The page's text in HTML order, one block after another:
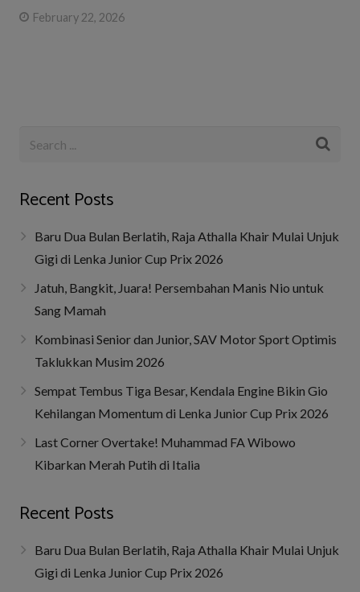
February 22, 2026
Recent Posts
Baru Dua Bulan Berlatih, Raja Athalla Khair Mulai Unjuk
Gigi di Lenka Junior Cup Prix 2026
Jatuh, Bangkit, Juara! Persembahan Manis Nio untuk
Sang Mamah
Kombinasi Senior dan Junior, SAV Motor Sport Optimis
Taklukkan Musim 2026
Sempat Tembus Tiga Besar, Kendala Engine Bikin Gio
Kehilangan Momentum di Lenka Junior Cup Prix 2026
Last Corner Overtake! Muhammad FA Wibowo
Kibarkan Merah Putih di Italia
Recent Posts
Baru Dua Bulan Berlatih, Raja Athalla Khair Mulai Unjuk
Gigi di Lenka Junior Cup Prix 2026